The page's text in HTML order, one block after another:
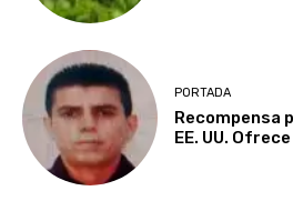
PORTADA
Recompensa
EE. UU. Ofrece